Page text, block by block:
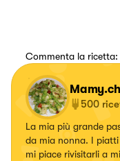
Commenta la
500
La mia più grande
da mia nonna. I piatti
mi piace rivisitarli a